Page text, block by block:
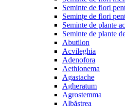
Seminte de flori
Semințe de flori
Seminte de plante
Seminte de plante
Abutilon
Acvileghia
Adenofora
Aethionema
Agastache
Agheratum
Agrostemma
Albăstrea